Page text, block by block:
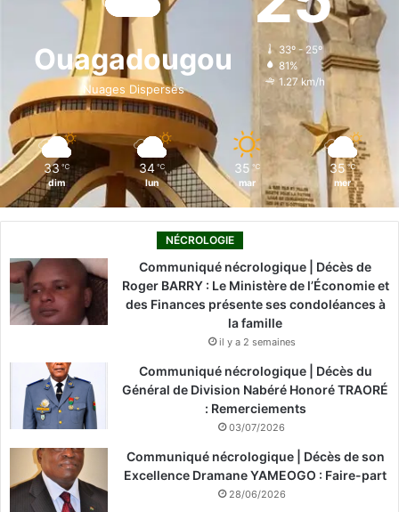
b
o
k
i
n
a
g
r
o
k
Ouagadougou
Nuages Dispersés
33º - 25º
81%
1.27 km/h
33 ℃
dim
34 ℃
lun
35 ℃
mar
35 ℃
mer
NÉCROLOGIE
Communiqué nécrologique | Décès de
Roger BARRY : Le Ministère de l’Économie et
des Finances présente ses condoléances à
la famille
il y a 2 semaines
Communiqué nécrologique | Décès du
Général de Division Nabéré Honoré TRAORÉ
: Remerciements
03/07/2026
Communiqué nécrologique | Décès de son
Excellence Dramane YAMEOGO : Faire-part
28/06/2026